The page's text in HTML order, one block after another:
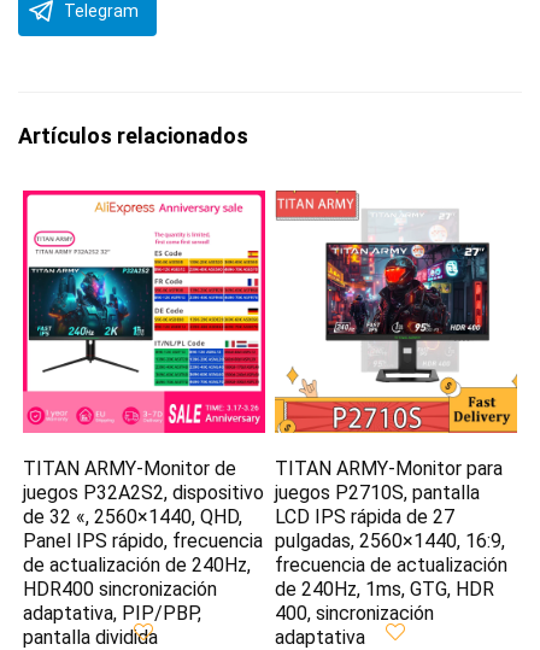
Telegram
Artículos relacionados
TITAN ARMY-Monitor de
juegos P32A2S2, dispositivo
de 32 «, 2560×1440, QHD,
Panel IPS rápido, frecuencia
de actualización de 240Hz,
HDR400 sincronización
adaptativa, PIP/PBP,
pantalla dividida
TITAN ARMY-Monitor para
juegos P2710S, pantalla
LCD IPS rápida de 27
pulgadas, 2560×1440, 16:9,
frecuencia de actualización
de 240Hz, 1ms, GTG, HDR
400, sincronización
adaptativa